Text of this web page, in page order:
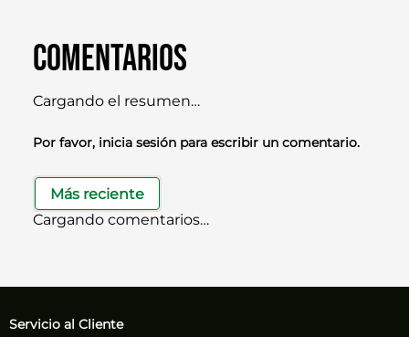
Comentarios
Cargando el resumen…
Por favor, inicia sesión para escribir un comentario.
Más reciente
Cargando comentarios…
Servicio al Cliente